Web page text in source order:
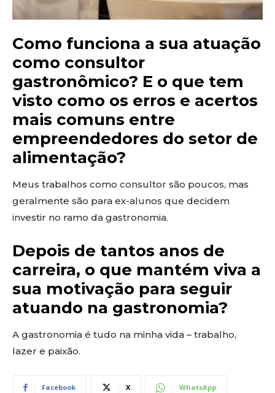
Como funciona a sua atuação
como consultor
gastronômico? E o que tem
visto como os erros e acertos
mais comuns entre
empreendedores do setor de
alimentação?
Meus trabalhos como consultor são poucos, mas
geralmente são para ex-alunos que decidem
investir no ramo da gastronomia.
Depois de tantos anos de
carreira, o que mantém viva a
sua motivação para seguir
atuando na gastronomia?
A gastronomia é tudo na minha vida – trabalho,
lazer e paixão.
Facebook X WhatsApp